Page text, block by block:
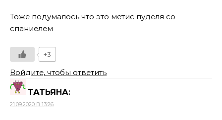
Тоже подумалось что это метис пуделя со
спаниелем
+3
Войдите, чтобы ответить
ТАТЬЯНА:
21.09.2020 В 13:26